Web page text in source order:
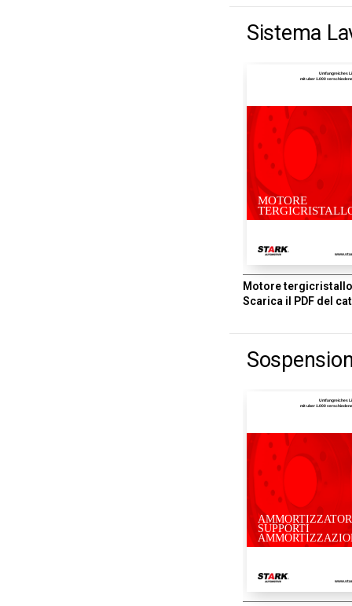
Sistema
Umfangreiches
mit uber 1.000
MOTORE
Motore tergicristallo
Scarica il PDF del
Umfangreiches
mit uber 1.000
SUPPORTI